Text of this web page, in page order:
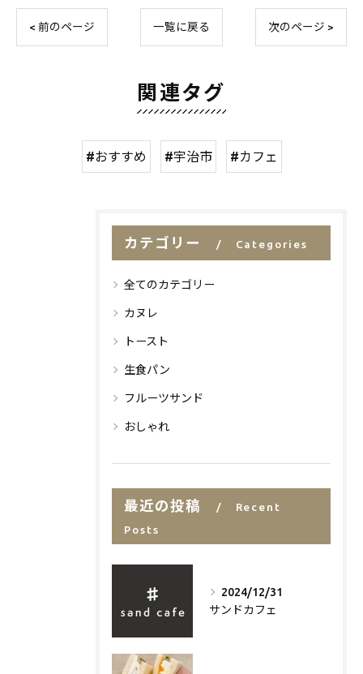
< 前のページ 一覧に戻る 次のページ >
関連タグ
#おすすめ #宇治市 #カフェ
カテゴリー Categories
全てのカテゴリー
カヌレ
トースト
生食パン
フルーツサンド
おしゃれ
最近の投稿
Recent
Posts
2024/12/31
サンドカフェ